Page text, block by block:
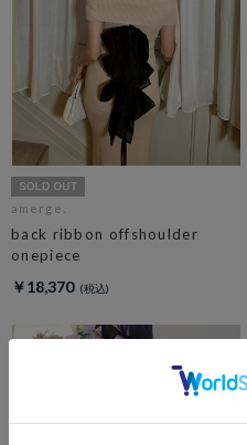
amerge.
back ribbon offshoulder
onepiece
￥18,370